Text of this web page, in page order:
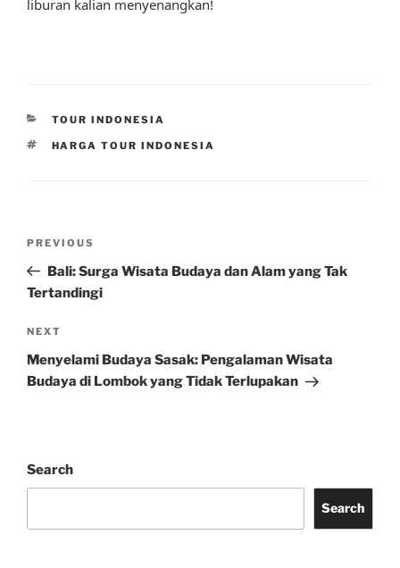
liburan kalian menyenangkan!
CATEGORIES
TOUR INDONESIA
TAGS
HARGA TOUR INDONESIA
Previous
Post
PREVIOUS
Bali: Surga Wisata Budaya dan Alam yang Tak
Tertandingi
Next
Post
NEXT
Menyelami Budaya Sasak: Pengalaman Wisata
Budaya di Lombok yang Tidak Terlupakan
Search
Search